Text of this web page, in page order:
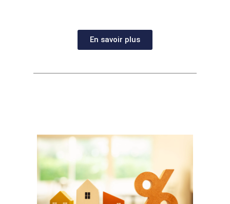
En savoir plus